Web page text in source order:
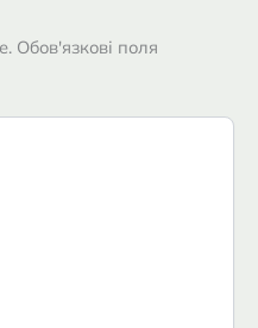
Обов'язкові поля